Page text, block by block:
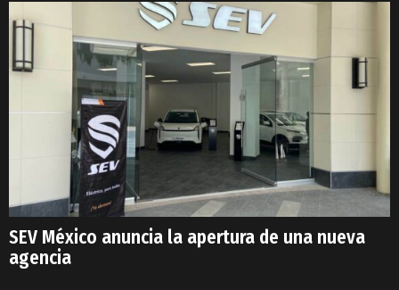
SEV México anuncia la apertura de una nueva
agencia